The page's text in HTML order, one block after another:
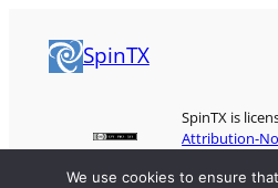
SpinTX
SpinTX is
Attribution-
We use cookies to ensure